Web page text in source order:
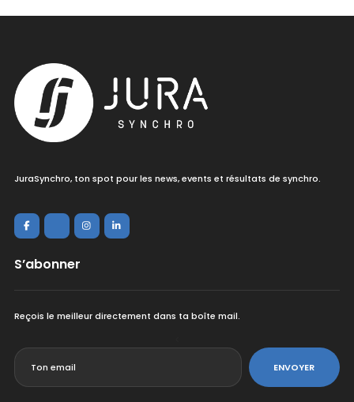
JuraSynchro, ton spot pour les news, events et résultats de synchro.
S’abonner
Reçois le meilleur directement dans ta boîte mail.
ENVOYER